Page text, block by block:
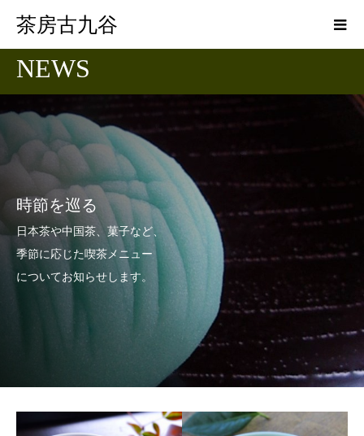
茶房古九谷
NEWS
時節を巡る
日本茶や中国茶、菓子など、
季節に応じた喫茶メニュー
についてお知らせします。